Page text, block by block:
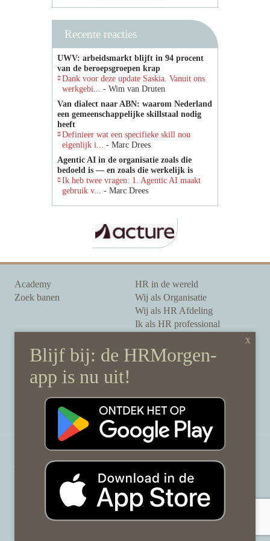
Recente reacties
UWV: arbeidsmarkt blijft in 94 procent
van de beroepsgroepen krap
Dank voor deze update Saskia. Vanuit ons
werkgebi... - Wim van Druten
Van dialect naar ABN: waarom Nederland
een gemeenschappelijke skillstaal nodig
heeft
Definieer wat een specifieke skill nou
eigenlijk i... - Marc Drees
Agentic AI in de organisatie zoals die
bedoeld is — en zoals die werkelijk is
Ik heb twee vragen: 1. Agentic AI maakt
gebruik v... - Marc Drees
Academy
Zoek banen
HR in de wereld
Wij als Organisatie
Wij als HR Afdeling
Ik als HR professional
Onze auteurs
Onze partners
Sponsoring
Over HRMorgen
Disclaimer & gedragscode
HRMorgen.nl